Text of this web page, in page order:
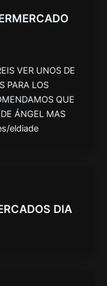
VER UNOS DE
PARA LOS
QUE
ÁNGEL MAS
eldiade
DIA